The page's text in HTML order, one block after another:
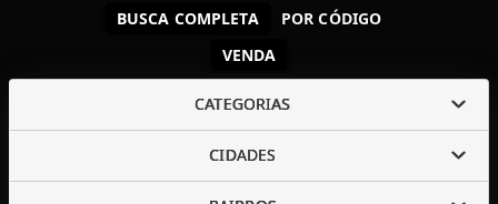
VENDA
BUSCA COMPLETA POR CÓDIGO
CATEGORIAS
CIDADES